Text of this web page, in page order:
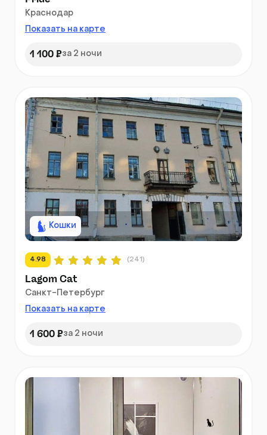
Краснодар
Показать на карте
1 100 ₽за 2 ночи
Кошки
4.98 (241)
Lagom Cat
Санкт-Петербург
Показать на карте
1 600 ₽за 2 ночи